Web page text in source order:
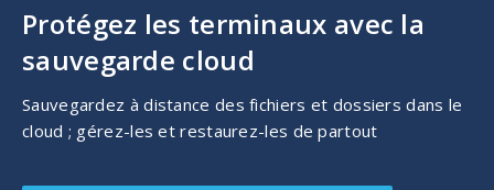
Protégez les terminaux avec la
sauvegarde cloud
Sauvegardez à distance des fichiers et dossiers dans le
cloud ; gérez-les et restaurez-les de partout